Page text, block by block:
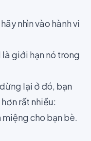
nhìn vào hành vi
giới hạn nó trong
lại ở đó, bạn
rất nhiều:
miệng cho bạn bè.